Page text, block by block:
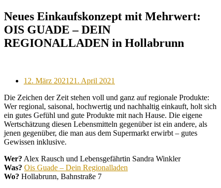
Neues Einkaufskonzept mit Mehrwert:
OIS GUADE – DEIN
REGIONALLADEN in Hollabrunn
Posted
12. März 2021 21. April 2021
Die Zeichen der Zeit stehen voll und ganz auf regionale Produkte:
Wer regional, saisonal, hochwertig und nachhaltig einkauft, holt sich
ein gutes Gefühl und gute Produkte mit nach Hause. Die eigene
Wertschätzung diesen Lebensmitteln gegenüber ist ein andere, als
jenen gegenüber, die man aus dem Supermarkt erwirbt – gutes
Gewissen inklusive.
Wer? Alex Rausch und Lebensgefährtin Sandra Winkler
Was? Ois Guade – Dein Regionalladen
Wo? Hollabrunn, Bahnstraße 7